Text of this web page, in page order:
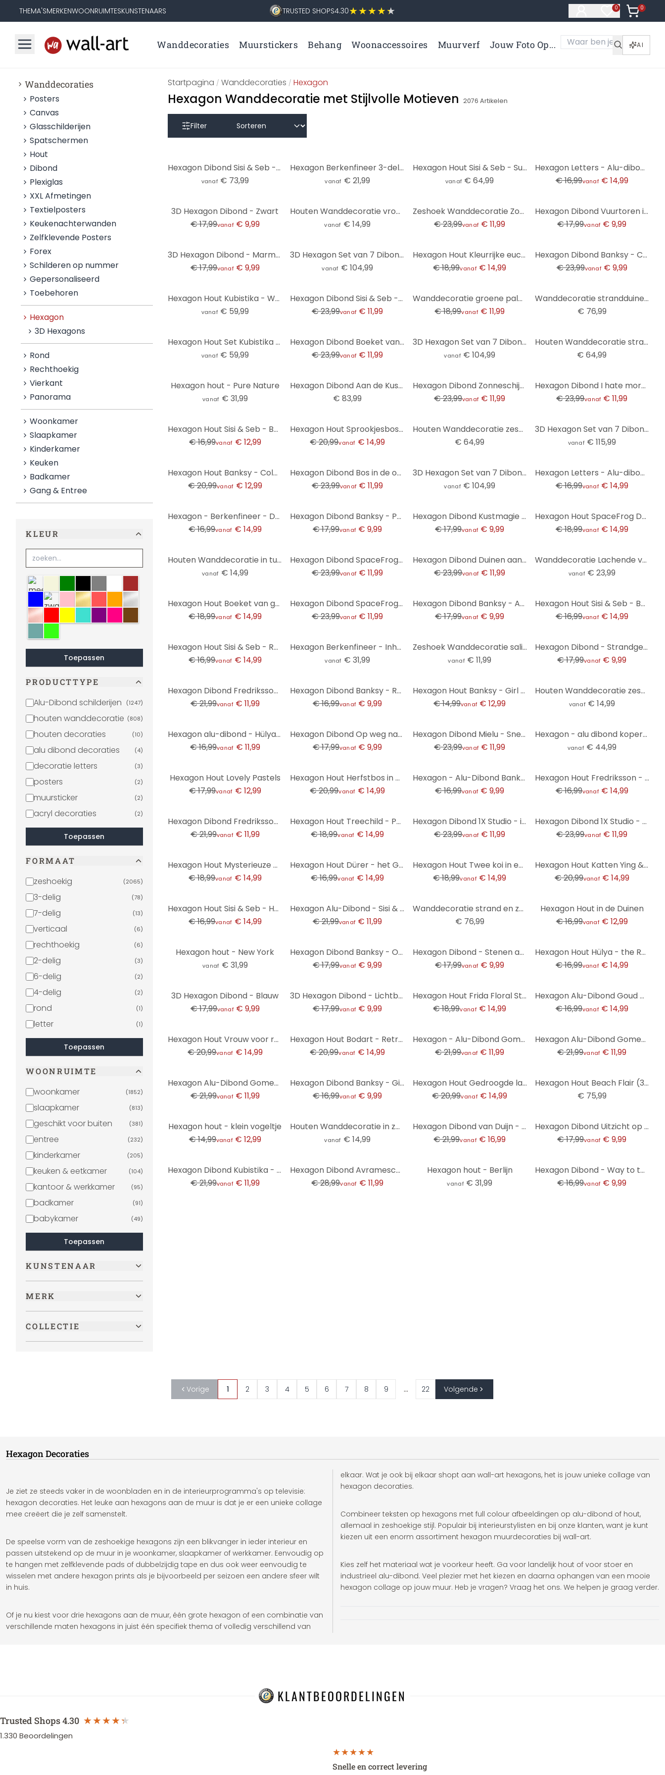
THEMA'SMERKENWOONRUIMTESKUNSTENAARS TRUSTED SHOPS4.30 0
Artikelen in
0
Artikelen
Wanddecoraties Muurstickers Behang Woonaccessoires Muurverf Jouw Foto Op... AI
Wanddecoraties
Posters
Canvas
Glasschilderijen
Spatschermen
Hout
Dibond
Plexiglas
XXL Afmetingen
Textielposters
Keukenachterwanden
Zelfklevende Posters
Forex
Schilderen op nummer
Gepersonaliseerd
Toebehoren
Hexagon
3D Hexagons
Rond
Rechthoekig
Vierkant
Panorama
Woonkamer
Slaapkamer
Kinderkamer
Keuken
Badkamer
Gang & Entree
KLEUR
meerkleurig
blauwzwart-wit
lichtroze
goud oranje
zilver
koper
Toepassen
PRODUCTTYPE
Alu-Dibond schilderijen (1247)
houten wanddecoratie (808)
houten decoraties (10)
alu dibond decoraties (4)
decoratie letters (3)
posters (2)
muursticker (2)
acryl decoraties (2)
Toepassen
FORMAAT
zeshoekig (2065)
3-delig (78)
7-delig (13)
verticaal (6)
rechthoekig (6)
2-delig (3)
6-delig (2)
4-delig (2)
rond (1)
letter (1)
Toepassen
WOONRUIMTE
woonkamer (1852)
slaapkamer (813)
geschikt voor buiten (381)
entree (232)
kinderkamer (205)
keuken & eetkamer (104)
kantoor & werkkamer (95)
badkamer (91)
babykamer (49)
Toepassen
KUNSTENAAR
MERK
COLLECTIE
Startpagina /Wanddecoraties / Hexagon
Hexagon Wanddecoratie met Stijlvolle Motieven 2076 Artikelen
Filter
Hexagon Dibond Sisi & Seb - Summer Dreams (3-delig)
vanaf € 73,99
Hexagon Berkenfineer 3-delige set
vanaf € 21,99
Hexagon Hout Sisi & Seb - Summer Dreams (3-delig)
vanaf € 64,99
Hexagon Letters - Alu-dibond met koper effect
€ 16,99vanaf € 14,99
3D Hexagon Dibond - Zwart
€ 17,99vanaf € 9,99
Houten Wanddecoratie vrouw met oranje deken - Müller
vanaf € 14,99
Zeshoek Wanddecoratie Zonsondergang over strand en zee - Sisi & Seb - Alu-Dibond
€ 23,99vanaf € 11,99
Hexagon Dibond Vuurtoren in het duingras
€ 17,99vanaf € 9,99
3D Hexagon Dibond - Marmer 06
€ 17,99vanaf € 9,99
3D Hexagon Set van 7 Dibond - Bruin
vanaf € 104,99
Hexagon Hout Kleurrijke eucalyptusbladeren - Sisi & Seb
€ 18,99vanaf € 14,99
Hexagon Dibond Banksy - Coloured Rain
€ 23,99vanaf € 9,99
Hexagon Hout Kubistika - Warm Sunset (3-delig)
vanaf € 59,99
Hexagon Dibond Sisi & Seb - Avond aan Zee
€ 23,99vanaf € 11,99
Wanddecoratie groene palmbladeren - Alu-Dibond
€ 18,99vanaf € 11,99
Wanddecoratie strandduinen aan zee (3 stuks) - aluminium dibond
€ 76,99
Hexagon Hout Set Kubistika - Warme zonsondergang in perzikkleuren (3 stuks)
vanaf € 59,99
Hexagon Dibond Boeket van gedroogde bloemen - Treechild
€ 23,99vanaf € 11,99
3D Hexagon Set van 7 Dibond - Groen
vanaf € 104,99
Houten Wanddecoratie strand en zee set (3 stuks)
€ 64,99
Hexagon hout - Pure Nature
vanaf € 31,99
Hexagon Dibond Aan de Kust (3-delig)
€ 83,99
Hexagon Dibond Zonneschijn in het berkenbos - Kado
€ 23,99vanaf € 11,99
Hexagon Dibond I hate morning people - Magnusson
€ 23,99vanaf € 11,99
Hexagon Hout Sisi & Seb - Baby Lion
€ 16,99vanaf € 12,99
Hexagon Hout Sprookjesbos - Kiciak
€ 20,99vanaf € 14,99
Houten Wanddecoratie zeskant strandduinen aan zee set (3 stuks)
€ 64,99
3D Hexagon Set van 7 Dibond - Silver Gold
vanaf € 115,99
Hexagon Hout Banksy - Coloured Rain
€ 20,99vanaf € 12,99
Hexagon Dibond Bos in de ochtendmist - Maier
€ 23,99vanaf € 11,99
3D Hexagon Set van 7 Dibond - Golden Struggle
vanaf € 104,99
Hexagon Letters - Alu-dibond zilvereffect wit
€ 16,99vanaf € 14,99
Hexagon - Berkenfineer - Delgado - Veldbloemen
€ 16,99vanaf € 14,99
Hexagon Dibond Banksy - Pulp Fiction
€ 17,99vanaf € 9,99
Hexagon Dibond Kustmagie langs wilde duinen
€ 17,99vanaf € 9,99
Hexagon Hout SpaceFrog Designs - Rust in de Ochtend
€ 18,99vanaf € 14,99
Houten Wanddecoratie in turkoois goud - Bloomery Decor
vanaf € 14,99
Hexagon Dibond SpaceFrog Designs - Rust in de Ochtend
€ 23,99vanaf € 11,99
Hexagon Dibond Duinen aan de Nederlandse kust - Zwart
€ 23,99vanaf € 11,99
Wanddecoratie Lachende vrouw met oranje bloemen - Hülya - Alu-Dibond
vanaf € 23,99
Hexagon Hout Boeket van gedroogde bloemen - Treechild
€ 18,99vanaf € 14,99
Hexagon Dibond SpaceFrog Designs - Connected
€ 23,99vanaf € 11,99
Hexagon Dibond Banksy - Achieve Greatness
€ 17,99vanaf € 9,99
Hexagon Hout Sisi & Seb - Baby Elephant
€ 16,99vanaf € 14,99
Hexagon Hout Sisi & Seb - Roze Kaketoe
€ 16,99vanaf € 14,99
Hexagon Berkenfineer - Inhale, Exhale, Breathe
vanaf € 31,99
Zeshoek Wanddecoratie saliegroen mistlicht - Schmucker - Aluminium Dibond
vanaf € 11,99
Hexagon Dibond - Strandgeluk
€ 17,99vanaf € 9,99
Hexagon Dibond Fredriksson - Ocean Stones
€ 21,99vanaf € 11,99
Hexagon Dibond Banksy - Real Hero
€ 16,99vanaf € 9,99
Hexagon Hout Banksy - Girl with the red balloon
€ 14,99vanaf € 12,99
Houten Wanddecoratie zeshoekige abstracte halve cirkels in zacht beige - Bloomery Decor
vanaf € 14,99
Hexagon alu-dibond - Hülya - Losing Memories
€ 16,99vanaf € 11,99
Hexagon Dibond Op weg naar het Strand
€ 17,99vanaf € 9,99
Hexagon Dibond Mielu - Sneaker
€ 23,99vanaf € 11,99
Hexagon - alu dibond kopereffect (set van 3)
vanaf € 44,99
Hexagon Hout Lovely Pastels
€ 17,99vanaf € 12,99
Hexagon Hout Herfstbos in de mist - Ioricon
€ 20,99vanaf € 14,99
Hexagon - Alu-Dibond Banksy - Flower Thrower
€ 16,99vanaf € 9,99
Hexagon Hout Fredriksson - Bonte Peren
€ 16,99vanaf € 14,99
Hexagon Dibond Fredriksson - Bonte Peren
€ 21,99vanaf € 11,99
Hexagon Hout Treechild - Pastelkleurige grassen
€ 18,99vanaf € 14,99
Hexagon Dibond 1X Studio - in de Duinen
€ 23,99vanaf € 11,99
Hexagon Dibond 1X Studio - Duinen
€ 23,99vanaf € 11,99
Hexagon Hout Mysterieuze mist in het bos - SpaceFrog Designs
€ 18,99vanaf € 14,99
Hexagon Hout Dürer - het Grote Gazon
€ 16,99vanaf € 14,99
Hexagon Hout Twee koi in een vijver - SpaceFrog Designs
€ 18,99vanaf € 14,99
Hexagon Hout Katten Ying & Yang - Tunaboylu
€ 20,99vanaf € 14,99
Hexagon Hout Sisi & Seb - Hertje
€ 16,99vanaf € 14,99
Hexagon Alu-Dibond - Sisi & Seb - Konijntje
€ 21,99vanaf € 11,99
Wanddecoratie strand en zee (3 stuks) - aluminium dibond
€ 76,99
Hexagon Hout in de Duinen
€ 16,99vanaf € 12,99
Hexagon hout - New York
vanaf € 31,99
Hexagon Dibond Banksy - Olympics
€ 17,99vanaf € 9,99
Hexagon Dibond - Stenen aan Zee
€ 17,99vanaf € 9,99
Hexagon Hout Hülya - the Red Apple
€ 16,99vanaf € 14,99
3D Hexagon Dibond - Blauw
€ 17,99vanaf € 9,99
3D Hexagon Dibond - Lichtblauw
€ 17,99vanaf € 9,99
Hexagon Hout Frida Floral Studio - Flower Coffee
€ 18,99vanaf € 14,99
Hexagon Alu-Dibond Goud Decoratieletters - Jungle
€ 16,99vanaf € 14,99
Hexagon Hout Vrouw voor regenboog achtergrond - Taudalpoi
€ 20,99vanaf € 14,99
Hexagon Hout Bodart - Retro Landschap
€ 20,99vanaf € 14,99
Hexagon - Alu-Dibond Gomes - Darth Vader
€ 21,99vanaf € 11,99
Hexagon Alu-Dibond Gomes - the Hulk
€ 21,99vanaf € 11,99
Hexagon Alu-Dibond Gomes - Iron Man
€ 21,99vanaf € 11,99
Hexagon Dibond Banksy - Girl with the red balloon
€ 16,99vanaf € 9,99
Hexagon Hout Gedroogde lampionbloemen - Disher
€ 20,99vanaf € 14,99
Hexagon Hout Beach Flair (3-delig)
€ 75,99
Hexagon hout - klein vogeltje
€ 14,99vanaf € 12,99
Houten Wanddecoratie in zeshoek met wilde bloemen in beige krijtlook - Bloomery Decor
vanaf € 14,99
Hexagon Dibond van Duijn - Eekhoorntje met Noot
€ 21,99vanaf € 16,99
Hexagon Dibond Uitzicht op de Baltische Zee
€ 17,99vanaf € 9,99
Hexagon Dibond Kubistika - High in the Sky
€ 21,99vanaf € 11,99
Hexagon Dibond Avramescu - Uil
€ 28,99vanaf € 11,99
Hexagon hout - Berlijn
vanaf € 31,99
Hexagon Dibond - Way to the Beach
€ 16,99vanaf € 9,99
Vorige 1 2 3 4 5 6 7 8 9 ... 22 Volgende
Hexagon Decoraties
Je ziet ze steeds vaker in de woonbladen en in de interieurprogramma's op televisie:
hexagon decoraties. Het leuke aan hexagons aan de muur is dat je er een unieke collage
mee creëert die je zelf samenstelt.
De speelse vorm van de zeshoekige hexagons zijn een blikvanger in ieder interieur en
passen uitstekend op de muur in je woonkamer, slaapkamer of werkkamer. Eenvoudig op
te hangen met zelfklevende pads of dubbelzijdig tape en dus ook weer eenvoudig te
wisselen met andere hexagon prints als je bijvoorbeeld per seizoen een andere sfeer wilt
in huis.
Of je nu kiest voor drie hexagons aan de muur, één grote hexagon of een combinatie van
verschillende maten hexagons in juist één specifiek thema of volledig verschillend van
elkaar. Wat je ook bij elkaar shopt aan wall-art hexagons, het is jouw unieke collage van
hexagon decoraties.
Combineer teksten op hexagons met full colour afbeeldingen op alu-dibond of hout,
allemaal in zeshoekige stijl. Populair bij interieurstylisten en bij onze klanten, want je kunt
kiezen uit een enorm assortiment hexagon muurdecoraties bij wall-art.
Kies zelf het materiaal wat je voorkeur heeft. Ga voor landelijk hout of voor stoer en
industrieel alu-dibond. Veel plezier met het kiezen en daarna ophangen van een mooie
hexagon collage op jouw muur. Heb je vragen? Vraag het ons. We helpen je graag verder.
KLANTBEOORDELINGEN
Trusted Shops4.30
1.330 Beoordelingen
Snelle en correct levering